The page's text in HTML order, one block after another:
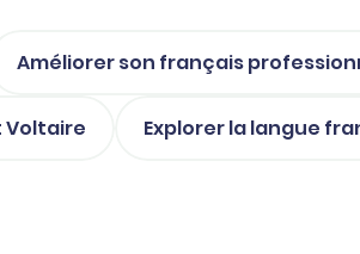
Améliorer son français
Voltaire Explorer la langue